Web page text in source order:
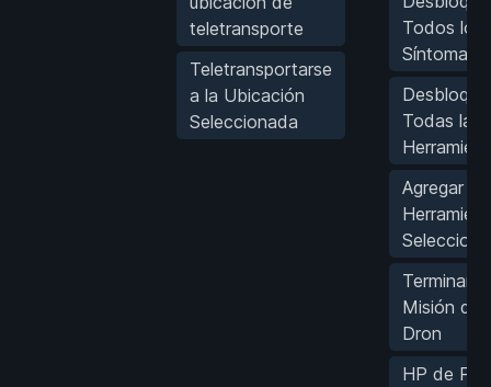
teletransporte
Teletransportarse
a la Ubicación
Seleccionada
Todos los
Síntomas
Todas las
Agregar
Terminar
Misión del
Dron
HP de